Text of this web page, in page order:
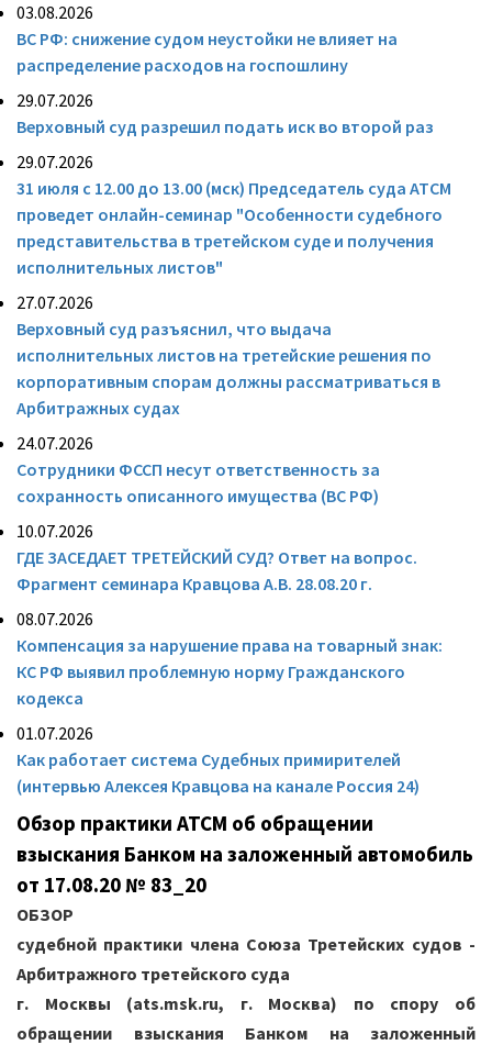
03.08.2026
ВС РФ: снижение судом неустойки не влияет на
распределение расходов на госпошлину
29.07.2026
Верховный суд разрешил подать иск во второй раз
29.07.2026
31 июля с 12.00 до 13.00 (мск) Председатель суда АТСМ
проведет онлайн-семинар "Особенности судебного
представительства в третейском суде и получения
исполнительных листов"
27.07.2026
Верховный суд разъяснил, что выдача
исполнительных листов на третейские решения по
корпоративным спорам должны рассматриваться в
Арбитражных судах
24.07.2026
Cотрудники ФССП несут ответственность за
сохранность описанного имущества (ВС РФ)
10.07.2026
ГДЕ ЗАСЕДАЕТ ТРЕТЕЙСКИЙ СУД? Ответ на вопрос.
Фрагмент семинара Кравцова А.В. 28.08.20 г.
08.07.2026
Компенсация за нарушение права на товарный знак:
КС РФ выявил проблемную норму Гражданского
кодекса
01.07.2026
Как работает система Судебных примирителей
(интервью Алексея Кравцова на канале Россия 24)
Обзор практики АТСМ об обращении
взыскания Банком на заложенный автомобиль
от 17.08.20 № 83_20
ОБЗОР
судебной практики члена Союза Третейских судов -
Арбитражного третейского суда
г. Москвы (ats.msk.ru, г. Москва) по спору об
обращении взыскания Банком на заложенный